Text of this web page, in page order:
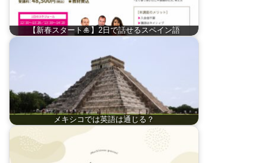
【新春スタート🎍】2日で話せるスペイン語
メキシコでは英語は通じる？